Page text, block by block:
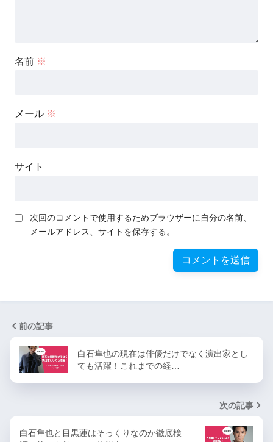
名前 ※
メール ※
サイト
次回のコメントで使用するためブラウザーに自分の名前、
メールアドレス、サイトを保存する。
前の記事
白石隼也の現在は俳優だけでなく演出家とし
ても活躍！これまでの経…
次の記事
白石隼也と目黒蓮はそっくりなのか徹底検